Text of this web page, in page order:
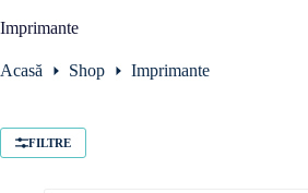
Imprimante
Acasă Shop Imprimante
FILTRE